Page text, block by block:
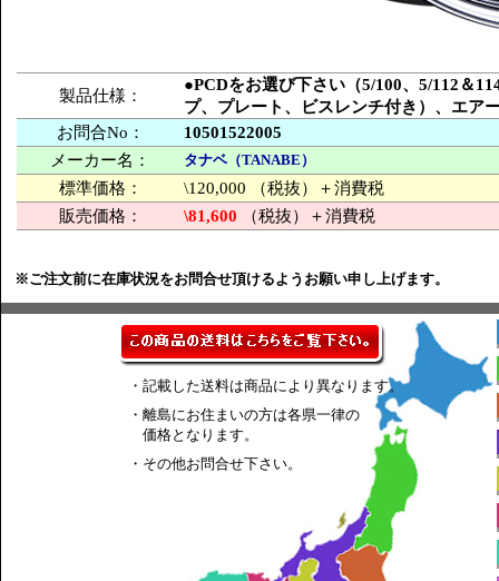
製品仕様：
●PCDをお選び下さい（5/100、5/112＆
プ、プレート、ビスレンチ付き）、エア
お問合No：
10501522005
メーカー名：
タナベ（TANABE）
標準価格：
\120,000 （税抜）＋消費税
販売価格：
\81,600 （税抜）＋消費税
※ご注文前に在庫状況をお問合せ頂けるようお願い申し上げます。
・記載した送料は商品により異なります。
・離島にお住まいの方は各県一律の
価格となります。
・その他お問合せ下さい。